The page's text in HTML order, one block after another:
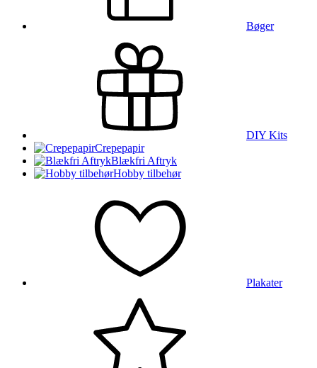
Bøger
DIY Kits
Crepepapir
Blækfri Aftryk
Hobby tilbehør
Plakater